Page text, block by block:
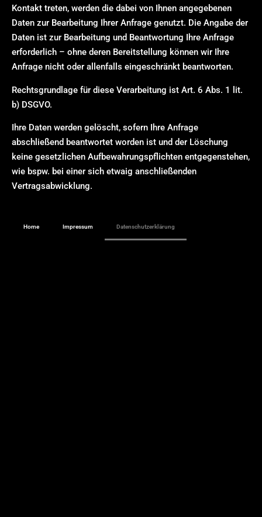
Kontakt treten, werden die dabei von Ihnen angegebenen
Daten zur Bearbeitung Ihrer Anfrage genutzt. Die Angabe der
Daten ist zur Bearbeitung und Beantwortung Ihre Anfrage
erforderlich – ohne deren Bereitstellung können wir Ihre
Anfrage nicht oder allenfalls eingeschränkt beantworten.
Rechtsgrundlage für diese Verarbeitung ist Art. 6 Abs. 1 lit.
b) DSGVO.
Ihre Daten werden gelöscht, sofern Ihre Anfrage
abschließend beantwortet worden ist und der Löschung
keine gesetzlichen Aufbewahrungspflichten entgegenstehen,
wie bspw. bei einer sich etwaig anschließenden
Vertragsabwicklung.
Home Impressum Datenschutzerklärung